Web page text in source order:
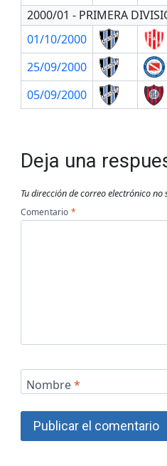
2000/01 - PRIMERA
01/10/2000
25/09/2000
05/09/2000
Deja una
Tu dirección de correo electrónico no
Comentario *
Nombre*